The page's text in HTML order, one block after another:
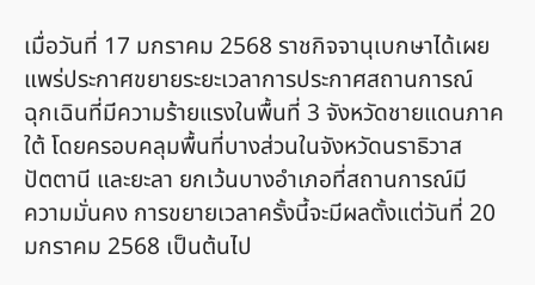
เมื่อวันที่ 17 มกราคม 2568 ราชกิจจานุเบกษาได้เผย
แพร่ประกาศขยายระยะเวลาการประกาศสถานการณ์
ฉุกเฉินที่มีความร้ายแรงในพื้นที่ 3 จังหวัดชายแดนภาค
ใต้ โดยครอบคลุมพื้นที่บางส่วนในจังหวัดนราธิวาส
ปัตตานี และยะลา ยกเว้นบางอำเภอที่สถานการณ์มี
ความมั่นคง การขยายเวลาครั้งนี้จะมีผลตั้งแต่วันที่ 20
มกราคม 2568 เป็นต้นไป